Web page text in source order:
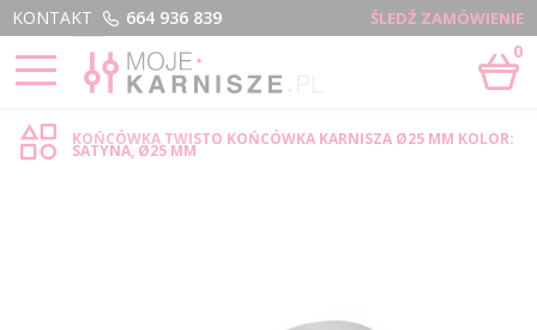
Menu
KONTAKT ŚLEDŹ ZAMÓWIENIE
664 936 839
0
STRONA GŁÓWNA › TWISTO - SKLEP INTERNETOWY
KOŃCÓWKA TWISTO KOŃCÓWKA KARNISZA Ø25 MM KOLOR:
SATYNA, Ø25 MM